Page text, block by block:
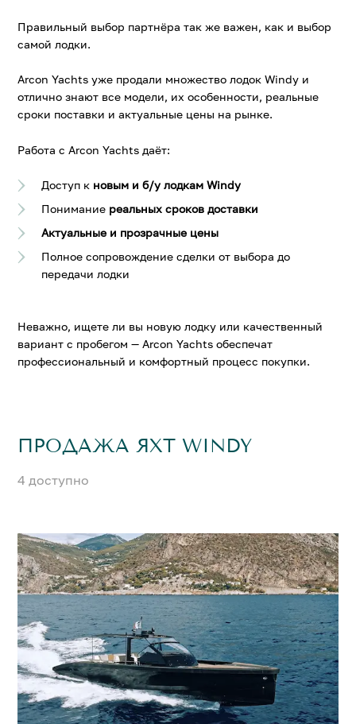
Правильный выбор партнёра так же важен, как и выбор
самой лодки.
Arcon Yachts уже продали множество лодок Windy и
отлично знают все модели, их особенности, реальные
сроки поставки и актуальные цены на рынке.
Работа с Arcon Yachts даёт:
Доступ к новым и б/у лодкам Windy
Понимание реальных сроков доставки
Актуальные и прозрачные цены
Полное сопровождение сделки от выбора до
передачи лодки
Неважно, ищете ли вы новую лодку или качественный
вариант с пробегом — Arcon Yachts обеспечат
профессиональный и комфортный процесс покупки.
ПРОДАЖА ЯХТ WINDY
4 доступно